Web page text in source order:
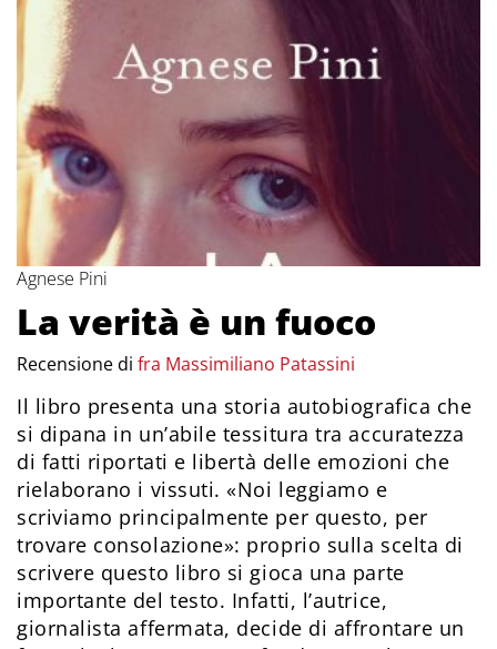
Agnese Pini
La verità è un fuoco
Recensione di fra Massimiliano Patassini
Il libro presenta una storia autobiografica che
si dipana in un’abile tessitura tra accuratezza
di fatti riportati e libertà delle emozioni che
rielaborano i vissuti. «Noi leggiamo e
scriviamo principalmente per questo, per
trovare consolazione»: proprio sulla scelta di
scrivere questo libro si gioca una parte
importante del testo. Infatti, l’autrice,
giornalista affermata, decide di affrontare un